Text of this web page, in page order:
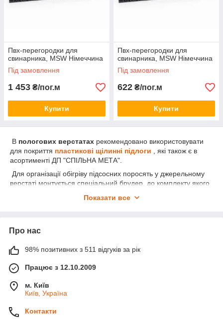
Пвх-перегородки для
свинарника, MSW Німеччина
Під замовлення
1 453 ₴/пог.м
Купити
Пвх-перегородки для
свинарника, MSW Німеччина
Під замовлення
622 ₴/пог.м
Купити
В пологових верстатах рекомендовано використовувати
для покриття пластикові щілинні підлоги , які також є в
асортименті ДП "СПІЛЬНА МЕТА".
Для організації обігріву підсосних поросять у джерельному
верстаті монтується спеціальний брудер, до комплекту якого
регулятором потужності. Так само для обігрівання підсосних
економлять електроенергію й мають гарантійний термін
Фото пологових верстатів для опороса свиноматок:
Показати все
Про нас
98% позитивних з 511 відгуків за рік
Працює з 12.10.2009
м. Київ
Київ, Україна
Контакти